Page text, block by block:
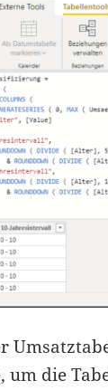
um die